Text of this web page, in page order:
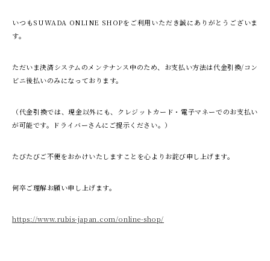
いつもSUWADA ONLINE SHOPをご利用いただき誠にありがとうございま
す。
ただいま決済システムのメンテナンス中のため、お支払い方法は代金引換/コン
ビニ後払いのみになっております。
（代金引換では、現金以外にも、クレジットカード・電子マネーでのお支払い
が可能です。ドライバーさんにご提示ください。）
たびたびご不便をおかけいたしますことを心よりお詫び申し上げます。
何卒ご理解お願い申し上げます。
https://www.rubis-japan.com/online-shop/